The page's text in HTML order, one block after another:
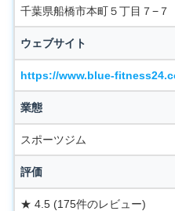
千葉県船橋市本町５丁目７−７
ウェブサイト
https://www.blue-
業態
スポーツジム
評価
★ 4.5 (175件のレビュー)